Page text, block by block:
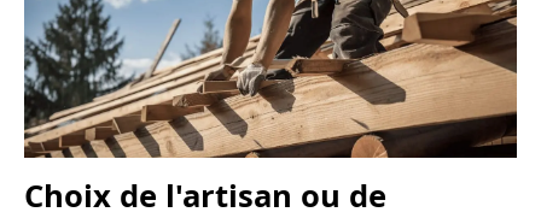
Choix de l'artisan ou de